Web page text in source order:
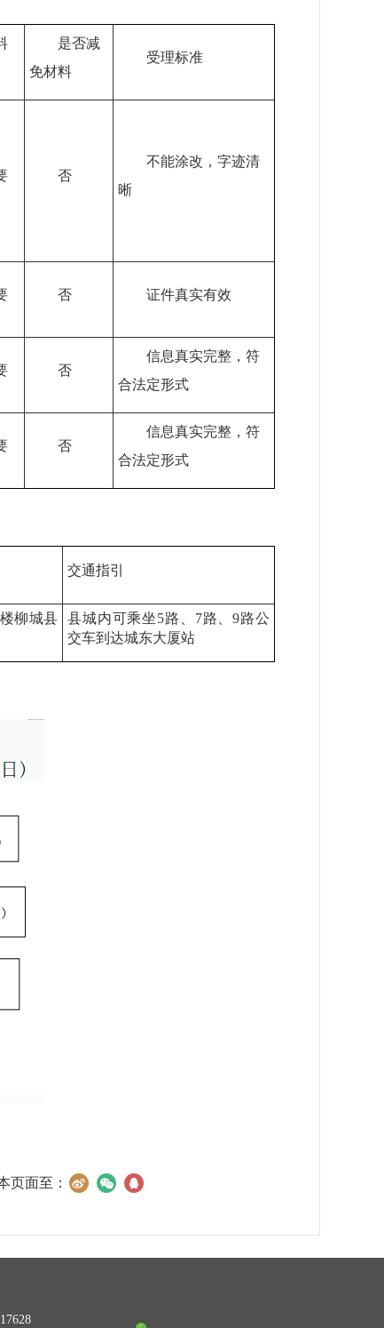
是否减
免材料
受理标准
否
不能涂改，字迹清
晰
否 证件真实有效
否
信息真实完整，符
合法定形式
否
信息真实完整，符
合法定形式
交通指引
柳城县
县城内可乘坐5路、7路、9路公
交车到达城东大厦站
页面至：